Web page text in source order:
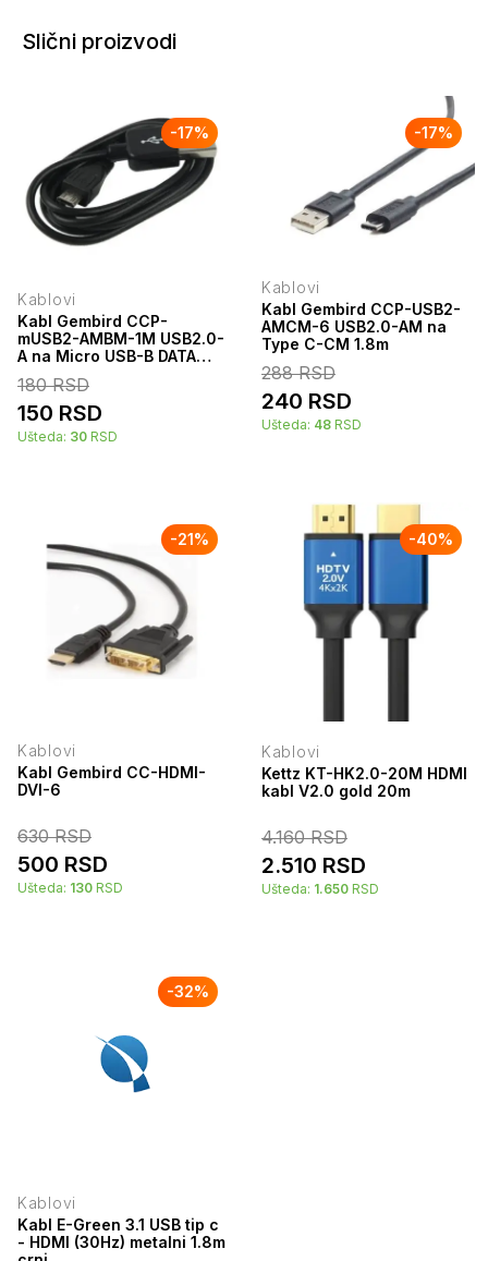
Slični proizvodi
-17%
Kablovi
Kabl Gembird CCP-
mUSB2-AMBM-1M USB2.0-
A na Micro USB-B DATA
180 RSD
150 RSD
Ušteda: 30 RSD
-17%
Kablovi
Kabl Gembird CCP-USB2-
AMCM-6 USB2.0-AM na
Type C-CM 1.8m
288 RSD
240 RSD
Ušteda: 48 RSD
-21%
Kablovi
Kabl Gembird CC-HDMI-
DVI-6
630RSD
500 RSD
Ušteda: 130 RSD
-40%
Kablovi
Kettz KT-HK2.0-20M HDMI
kabl V2.0 gold 20m
4.160RSD
2.510 RSD
Ušteda: 1.650 RSD
-32%
Kablovi
Kabl E-Green 3.1 USB tip c
- HDMI (30Hz) metalni 1.8m